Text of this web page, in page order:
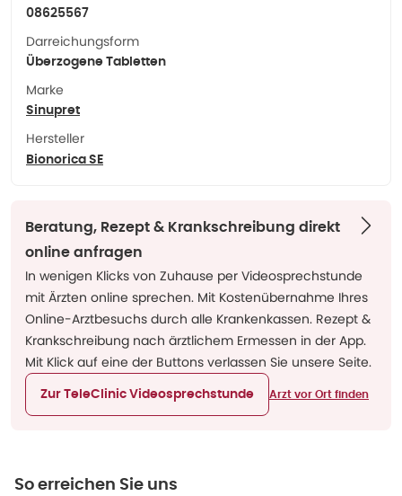
08625567
Darreichungsform
Überzogene Tabletten
Marke
Sinupret
Hersteller
Bionorica SE
Beratung, Rezept & Krankschreibung direkt
online anfragen
In wenigen Klicks von Zuhause per Videosprechstunde
mit Ärzten online sprechen. Mit Kostenübernahme Ihres
Online-Arztbesuchs durch alle Krankenkassen. Rezept &
Krankschreibung nach ärztlichem Ermessen in der App.
Mit Klick auf eine der Buttons verlassen Sie unsere Seite.
Zur TeleClinic Videosprechstunde Arzt vor Ort finden
So erreichen Sie uns